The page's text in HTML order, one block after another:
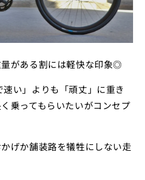
がある割には軽快な印象◎
い」よりも「頑丈」に重き
乗ってもらいたいがコンセプ
げか舗装路を犠牲にしない走